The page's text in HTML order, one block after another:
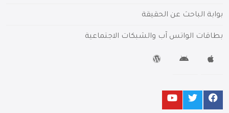
بوابة الباحث عن الحقيقة
بطاقات الواتس آب والشبكات الاجتماعية